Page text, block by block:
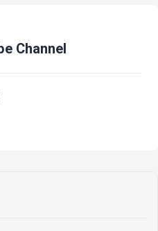
Channel